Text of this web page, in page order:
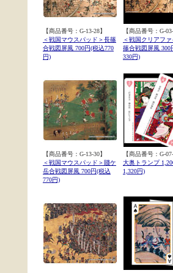
【商品番号：G-13-28】
＜戦国マウスパッド＞長篠
合戦図屏風 700円(税込770
円)
【商品番号：G-
＜戦国クリアフ
篠合戦図屏風 300
330円)
【商品番号：G-13-30】
＜戦国マウスパッド＞賤ケ
岳合戦図屏風 700円(税込
770円)
【商品番号：G-
大奥トランプ
1,320円)